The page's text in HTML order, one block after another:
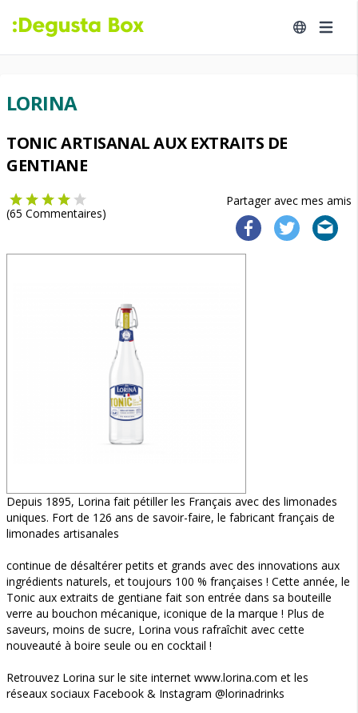
LORINA
TONIC ARTISANAL AUX EXTRAITS DE
GENTIANE
Partager avec mes amis
(65 Commentaires)
Depuis 1895, Lorina fait pétiller les Français avec des limonades
uniques. Fort de 126 ans de savoir-faire, le fabricant français de
limonades artisanales
continue de désaltérer petits et grands avec des innovations aux
ingrédients naturels, et toujours 100 % françaises ! Cette année, le
Tonic aux extraits de gentiane fait son entrée dans sa bouteille
verre au bouchon mécanique, iconique de la marque ! Plus de
saveurs, moins de sucre, Lorina vous rafraîchit avec cette
nouveauté à boire seule ou en cocktail !
Retrouvez Lorina sur le site internet www.lorina.com et les
réseaux sociaux Facebook & Instagram @lorinadrinks